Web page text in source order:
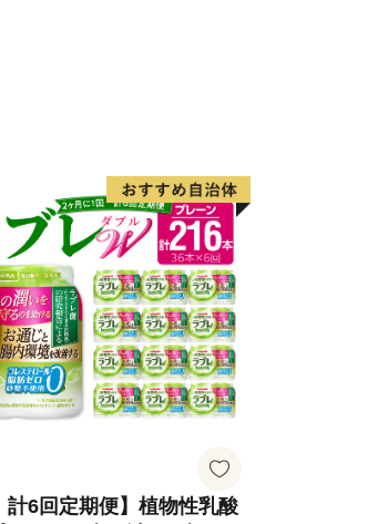
りが強烈なのか、時に
あります。
という、果肉・花・若
ております。ほかに
品質な大和しじみが有
っています。
6回定期便】植物性乳酸